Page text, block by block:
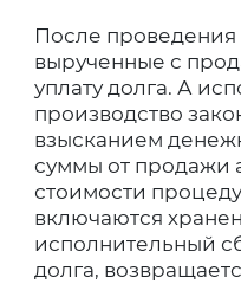
После проведения
вырученные с
уплату долга. А
производство
взысканием
суммы от продажи
стоимости
включаются
исполнительный
долга,